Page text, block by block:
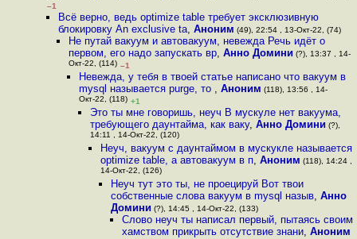
–1
Всё верно, ведь optimize table требует эксклюзивную
блокировку An exclusive ta, Аноним (49), 22:54 , 13-Окт-22, (74)
Не путай вакуум и автовакуум, невежда Речь идёт о
первом, его надо запускать вр, Анно Домини (?), 13:37 , 14-
Окт-22, (114) –1
Невежда, у тебя в твоей статье написано что вакуум в
mysql называется purge, то ,Аноним (118), 13:56 , 14-
Окт-22, (118) +1
Это ты мне говоришь, неуч В мускуле нет вакуума,
требующего даунтайма, как ваку, Анно Домини (?),
14:11 , 14-Окт-22, (120)
Неуч, вакуум с даунтаймом в мускукле называется
optimize table, а автовакуум в п, Аноним (118), 14:24 ,
14-Окт-22, (126)
Неуч тут это ты, не проецируй Вот твои
собственные слова вакуум в mysql назыв,Анно
Домини (?), 14:45 , 14-Окт-22, (133)
Слово неуч ты написал первый, пытаясь своим
хамством прикрыть отсутствие знани, Аноним